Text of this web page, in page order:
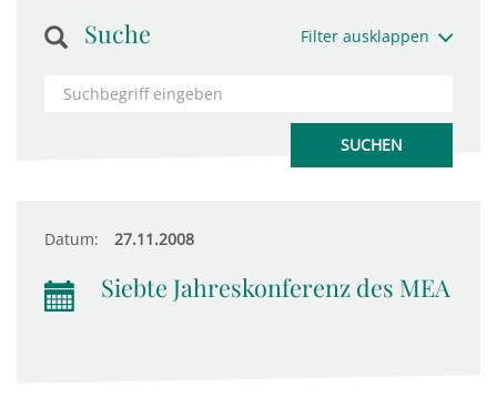
Suche Filter ausklappen
Datum: 27.11.2008
Siebte Jahreskonferenz des MEA